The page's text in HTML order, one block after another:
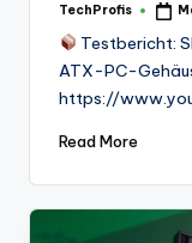
Posted
by
TechProfis
Testbericht:
ATX-PC-
https://
Read More